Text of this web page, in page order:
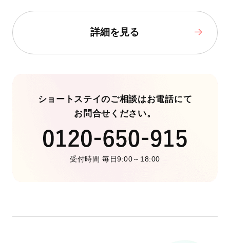
詳細を見る
ショートステイのご相談はお電話にて
お問合せください。
受付時間 毎日9:00～18:00